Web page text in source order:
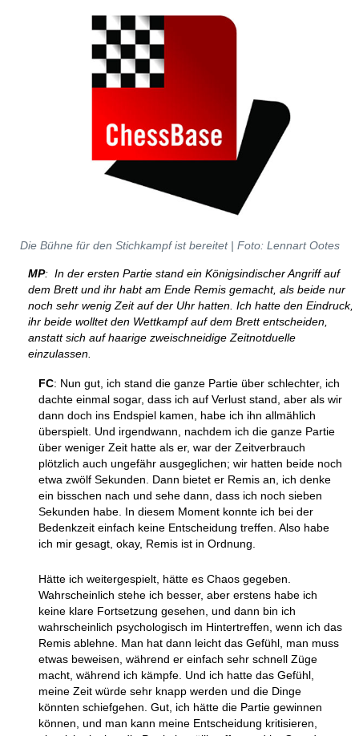
Die Bühne für den Stichkampf ist bereitet | Foto: Lennart Ootes
MP: In der ersten Partie stand ein Königsindischer Angriff auf
dem Brett und ihr habt am Ende Remis gemacht, als beide nur
noch sehr wenig Zeit auf der Uhr hatten. Ich hatte den Eindruck,
ihr beide wolltet den Wettkampf auf dem Brett entscheiden,
anstatt sich auf haarige zweischneidige Zeitnotduelle
einzulassen.
FC: Nun gut, ich stand die ganze Partie über schlechter, ich
dachte einmal sogar, dass ich auf Verlust stand, aber als wir
dann doch ins Endspiel kamen, habe ich ihn allmählich
überspielt. Und irgendwann, nachdem ich die ganze Partie
über weniger Zeit hatte als er, war der Zeitverbrauch
plötzlich auch ungefähr ausgeglichen; wir hatten beide noch
etwa zwölf Sekunden. Dann bietet er Remis an, ich denke
ein bisschen nach und sehe dann, dass ich noch sieben
Sekunden habe. In diesem Moment konnte ich bei der
Bedenkzeit einfach keine Entscheidung treffen. Also habe
ich mir gesagt, okay, Remis ist in Ordnung.
Hätte ich weitergespielt, hätte es Chaos gegeben.
Wahrscheinlich stehe ich besser, aber erstens habe ich
keine klare Fortsetzung gesehen, und dann bin ich
wahrscheinlich psychologisch im Hintertreffen, wenn ich das
Remis ablehne. Man hat dann leicht das Gefühl, man muss
etwas beweisen, während er einfach sehr schnell Züge
macht, während ich kämpfe. Und ich hatte das Gefühl,
meine Zeit würde sehr knapp werden und die Dinge
könnten schiefgehen. Gut, ich hätte die Partie gewinnen
können, und man kann meine Entscheidung kritisieren,